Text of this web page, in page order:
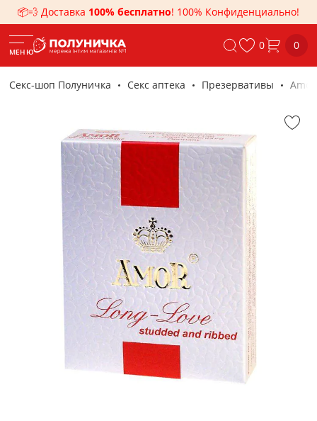
📦💨 Доставка 100% бесплатно! 100% Конфиденциально!
МЕНЮ 0 0
Секс-шоп Полуничка Секс аптека Презервативы